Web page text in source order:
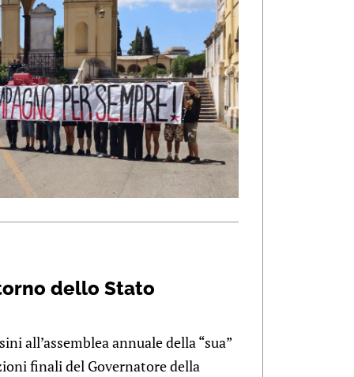
dello Stato
all’assemblea annuale della “sua”
finali del Governatore della